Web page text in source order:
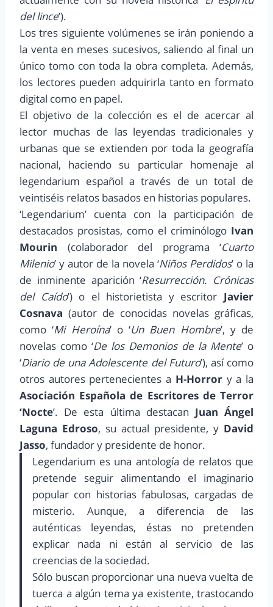
del lince’).
Los tres siguiente volúmenes se irán poniendo a
la venta en meses sucesivos, saliendo al final un
único tomo con toda la obra completa. Además,
los lectores pueden adquirirla tanto en formato
digital como en papel.
El objetivo de la colección es el de acercar al
lector muchas de las leyendas tradicionales y
urbanas que se extienden por toda la geografía
nacional, haciendo su particular homenaje al
legendarium español a través de un total de
veintiséis relatos basados en historias populares.
‘Legendarium’ cuenta con la participación de
destacados prosistas, como el criminólogo Ivan
Mourin (colaborador del programa ‘Cuarto
Milenio’ y autor de la novela ‘Niños Perdidos’ o la
de inminente aparición ‘Resurrección. Crónicas
del Caído’) o el historietista y escritor Javier
Cosnava (autor de conocidas novelas gráficas,
como ‘Mi Heroína’ o ‘Un Buen Hombre’, y de
novelas como ‘De los Demonios de la Mente’ o
‘Diario de una Adolescente del Futuro’), así como
otros autores pertenecientes a H-Horrory a la
Asociación Española de Escritores de Terror
‘Nocte’. De esta última destacan Juan Ángel
Laguna Edroso, su actual presidente, y David
Jasso, fundador y presidente de honor.
Legendarium es una antología de relatos que
pretende seguir alimentando el imaginario
popular con historias fabulosas, cargadas de
misterio. Aunque, a diferencia de las
auténticas leyendas, éstas no pretenden
explicar nada ni están al servicio de las
creencias de la sociedad.
Sólo buscan proporcionar una nueva vuelta de
tuerca a algún tema ya existente, trastocando